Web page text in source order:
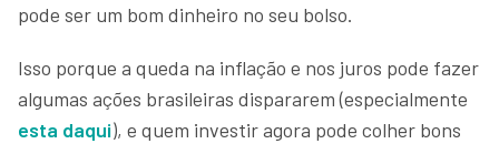
pode ser um bom dinheiro no seu bolso.
Isso porque a queda na inflação e nos juros pode fazer
algumas ações brasileiras dispararem (especialmente
esta daqui), e quem investir agora pode colher bons